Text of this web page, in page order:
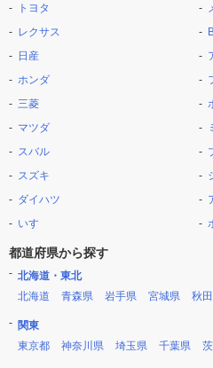
トヨタ
レクサス
日産
ホンダ
三菱
マツダ
スバル
スズキ
ダイハツ
いすゞ
都道府県から探す
北海道・東北
北海道
青森県 岩手県 宮城県 秋
関東
東京都
神奈川県 埼玉県 千葉県